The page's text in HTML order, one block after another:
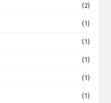
(2)
(1)
(1)
(1)
(1)
(1)